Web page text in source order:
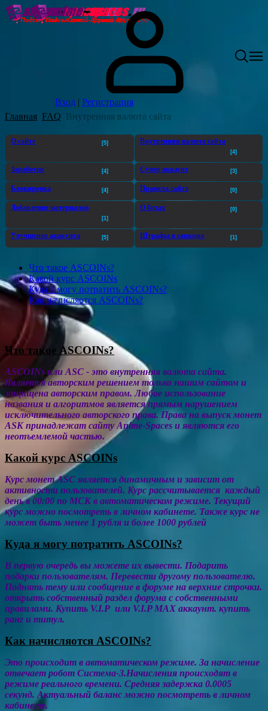
Вход | Регистрация
Главная FAQ Внутренняя валюта сайта
О сайте [5] Внутренняя валюта сайта
[4]
Заработок [4] Супер аккаунт [3]
Блокировка [4] Правила сайта [0]
Добавление материалов
[1]
О ботах [0]
Улучшение акакунта [5] Штрафы и санкции [1]
Что такое ASCOINs?
Какой курс ASCOINs
Куда я могу потратить ASCOINs?
Как начисляотся ASCOINs?
Что такое ASCOINs?
ASCOINs или ASC - это внутренняя валюта сайта.
Является авторским решением только нашим сайтом и
защищена авторским правом. Любое использование
названия и алгоритмов является прямым нарушением
исключительного авторского права. Права на выпуск монет
ASK принадлежат сайту Anime-Spaces и являются его
неотъемлемой частью.
Какой курс ASCOINs
Курс монет ASC является динамичным и зависит от
активности пользователей. Курс рассчитывается каждый
день в 00:00 по МСК в автоматическом режиме. Текущий
курс можно посмотреть в личном кабинете. Также курс не
может быть менее 1 рубля и более 1000 рублей
Куда я могу потратить ASCOINs?
В первую очередь вы можете их вывести. Подарить
подарки пользователям. Перевести другому пользователю.
Поднять тему или сообщение в форуме на верхние строчки.
открыть собственный раздел форума с собственными
правилами. Купить V.I.P или V.I.P MAX аккаунт. купить
ранг и титул.
Как начисляотся ASCOINs?
Это происходит в автоматическом режиме. За начисление
отвечает робот Система-3.Начисления происходят в
режиме реального времени. Средняя задержка 0.0005
секунд. Актуальный баланс можно посмотреть в личном
кабинете.